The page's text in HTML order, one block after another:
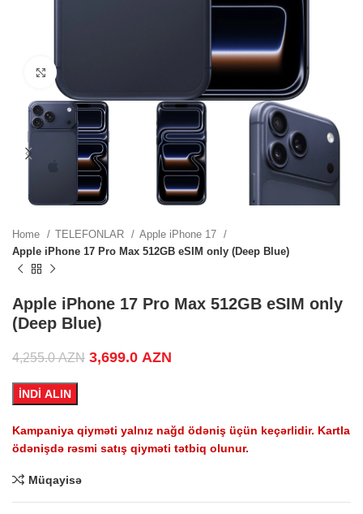
Click to enlarge
Home TELEFONLAR
Apple iPhone 17
Apple iPhone 17 Pro Max 512GB eSIM only (Deep Blue)
Apple iPhone 17 Pro Max 512GB eSIM only
(Deep Blue)
4,255.0AZN Original price was: 4,255.0 AZN.
3,699.0 AZN
İNDİ ALIN
Kampaniya qiyməti yalnız nağd ödəniş üçün keçərlidir. Kartla
ödənişdə rəsmi satış qiyməti tətbiq olunur.
Müqayisə
AZN.